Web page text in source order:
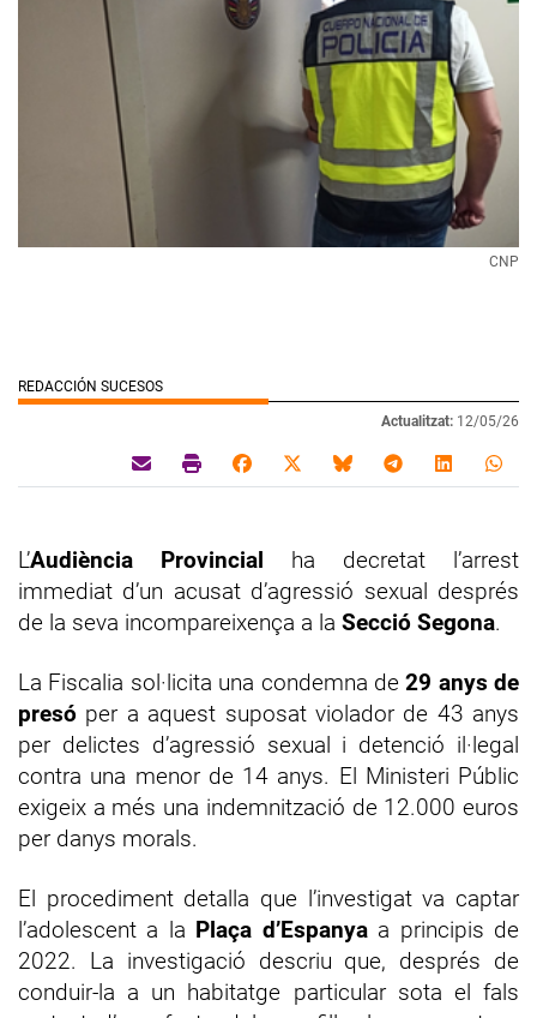
CNP
REDACCIÓN SUCESOS
Actualitzat: 12/05/26
L’Audiència Provincial ha decretat l’arrest
immediat d’un acusat d’agressió sexual després
de la seva incompareixença a la Secció Segona.
La Fiscalia sol·licita una condemna de29 anys de
presó per a aquest suposat violador de 43 anys
per delictes d’agressió sexual i detenció il·legal
contra una menor de 14 anys. El Ministeri Públic
exigeix a més una indemnització de 12.000 euros
per danys morals.
El procediment detalla que l’investigat va captar
l’adolescent a la Plaça d’Espanyaa principis de
2022. La investigació descriu que, després de
conduir-la a un habitatge particular sota el fals